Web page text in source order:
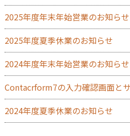
2025年度年末年始営業のお知らせ
2025年度夏季休業のお知らせ
2024年度年末年始営業のお知らせ
Contacrform7の入力確認画面と
2024年度夏季休業のお知らせ